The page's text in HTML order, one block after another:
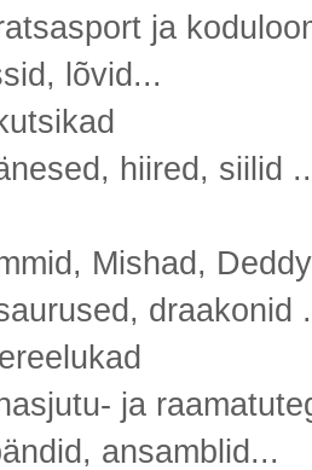
ja
lõvid...
hiired, siilid
Mishad,
draakonid
ja
ansamblid...